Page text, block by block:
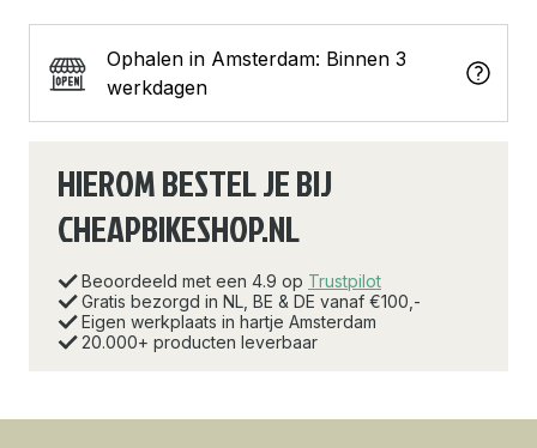
Ophalen in Amsterdam: Binnen 3
werkdagen
HIEROM BESTEL JE BIJ
CHEAPBIKESHOP.NL
Beoordeeld met een 4.9 op Trustpilot
Gratis bezorgd in NL, BE & DE vanaf €100,-
Eigen werkplaats in hartje Amsterdam
20.000+ producten leverbaar